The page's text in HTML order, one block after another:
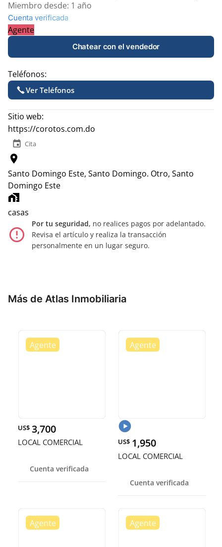
Miembro desde: 1 año
Cuenta verificada
Agente
Chatear con el vendedor
Teléfonos:
Ver Teléfonos
Sitio web:
https://corotos.com.do
event Cita
location_on
Santo Domingo Este, Santo Domingo. Otro, Santo
Domingo Este
home_work
casas
error_outline
Por tu seguridad, no realices pagos por adelantado.
Revisa el artículo y realiza la transacción
personalmente en un lugar seguro.
Más de Atlas Inmobiliaria
US$ 3,700
LOCAL COMERCIAL
Cuenta verificada
US$ 1,950
LOCAL COMERCIAL
Cuenta verificada